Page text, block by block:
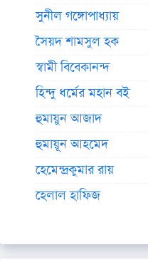
সুনীল গঙ্গোপাধ্যায়
সৈয়দ শামসুল হক
স্বামী বিবেকানন্দ
হিন্দু ধর্মের মহান বই
হুমায়ুন আজাদ
হুমায়ূন আহমেদ
হেমেন্দ্রকুমার রায়
হেলাল হাফিজ